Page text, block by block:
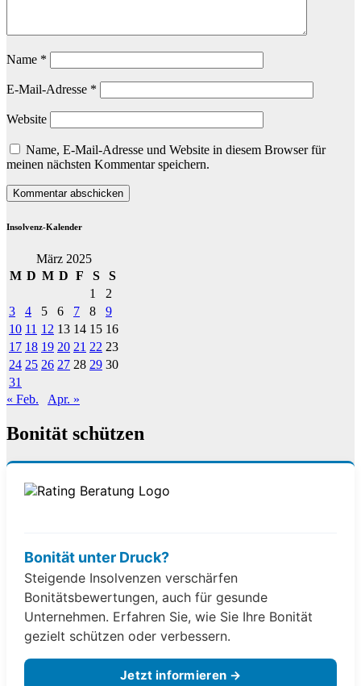
Name *
E-Mail-Adresse *
Website
Name, E-Mail-Adresse und Website in diesem Browser für
meinen nächsten Kommentar speichern.
Insolvenz-Kalender
März 2025
M D M D F S
S
1
2
3
4 5 6 7 8
9
10 11 12 13 14 15 16
17 18 19 20 21 22 23
24 25 26 27 28 29 30
31
« Feb.
Apr. »
Bonität schützen
Bonität unter Druck?
Steigende Insolvenzen verschärfen
Bonitätsbewertungen, auch für gesunde
Unternehmen. Erfahren Sie, wie Sie Ihre Bonität
gezielt schützen oder verbessern.
Jetzt informieren →